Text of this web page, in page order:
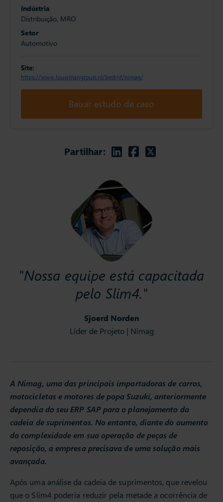
Sjoerd Norden
Líder de Projeto | Nimag
"Nossa equipe está capacitada
pelo Slim4."
A Nimag, uma das principais importadoras de carros,
motocicletas e motores de popa Suzuki, anteriormente
dependia do seu ERP SAP para o planejamento da
cadeia de suprimentos. No entanto, diante do aumento
da complexidade em sua operação de peças de
reposição, a empresa precisava de uma solução mais
avançada.
Após uma análise da cadeia de suprimentos, que revelou
que o Slim4 poderia reduzir pela metade a ocorrência de
Indústria
Distribuição, MRO
Setor
Automotivo
Site:
https://www.louwmangroup.nl/bedrijf/nimag/
Baixar estudo de caso
Partilhar: Linkedin
Facebook
Twitter